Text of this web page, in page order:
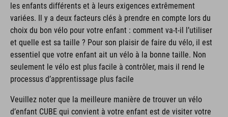
les enfants différents et à leurs exigences extrêmement
variées. Il y a deux facteurs clés à prendre en compte lors du
choix du bon vélo pour votre enfant : comment va-t-il l’utiliser
et quelle est sa taille ? Pour son plaisir de faire du vélo, il est
essentiel que votre enfant ait un vélo à la bonne taille. Non
seulement le vélo est plus facile à contrôler, mais il rend le
processus d’apprentissage plus facile
Veuillez noter que la meilleure manière de trouver un vélo
d’enfant CUBE qui convient à votre enfant est de visiter votre